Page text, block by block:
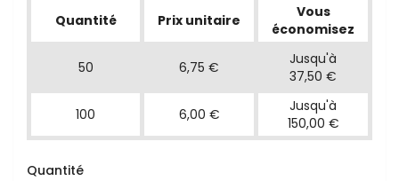
Quantité Prix unitaire
Vous
économisez
50 6,75 €
Jusqu'à
37,50 €
100 6,00 €
Jusqu'à
150,00 €
Quantité